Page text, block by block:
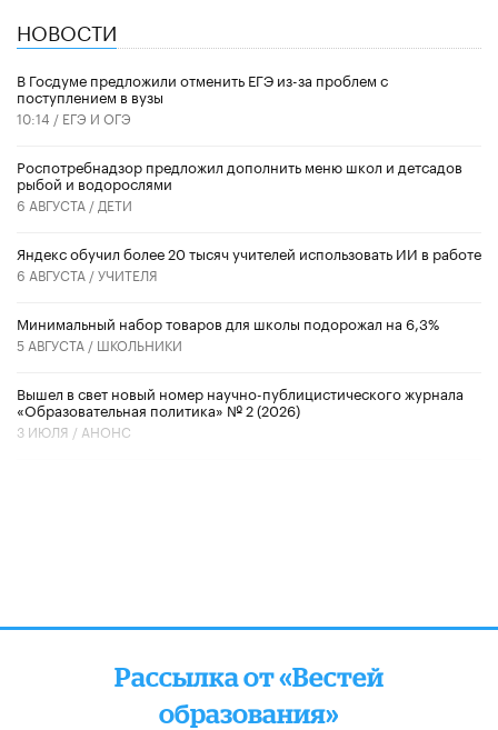
НОВОСТИ
В Госдуме предложили отменить ЕГЭ из-за проблем с
поступлением в вузы
10:14 / ЕГЭ И ОГЭ
Роспотребнадзор предложил дополнить меню школ и детсадов
рыбой и водорослями
6 АВГУСТА / ДЕТИ
​Яндекс обучил более 20 тысяч учителей использовать ИИ в работе
6 АВГУСТА /УЧИТЕЛЯ
Минимальный набор товаров для школы подорожал на 6,3%
5 АВГУСТА / ШКОЛЬНИКИ
Вышел в свет новый номер научно-публицистического журнала
«Образовательная политика» № 2 (2026)
3 ИЮЛЯ / АНОНС
Рассылка от «Вестей
образования»